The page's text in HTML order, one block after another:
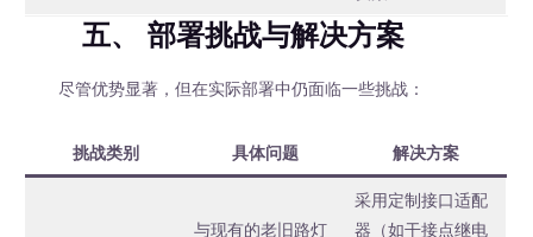
五、 部署挑战与解决方案
尽管优势显著，但在实际部署中仍面临一些挑战：
挑战类别 具体问题 解决方案
与现有的老旧路灯
采用定制接口适配
器（如干接点继电